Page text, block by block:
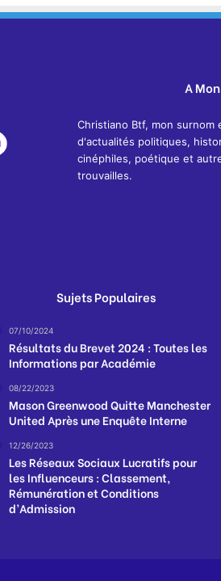
A
Christiano Btf, mon surnom
d'actualités politiques,
cinéphiles, poétique et
trouvailles.
Sujets Populaires
07/10/2024
Résultats du Brevet 2024 : Toutes les
Informations par Académie
08/22/2023
Mason Greenwood Quitte Manchester
United Après une Enquête Interne
12/26/2023
Les Réseaux Sociaux Lucratifs pour
les Influenceurs : Classement,
Rémunération et Conditions
d’Admission